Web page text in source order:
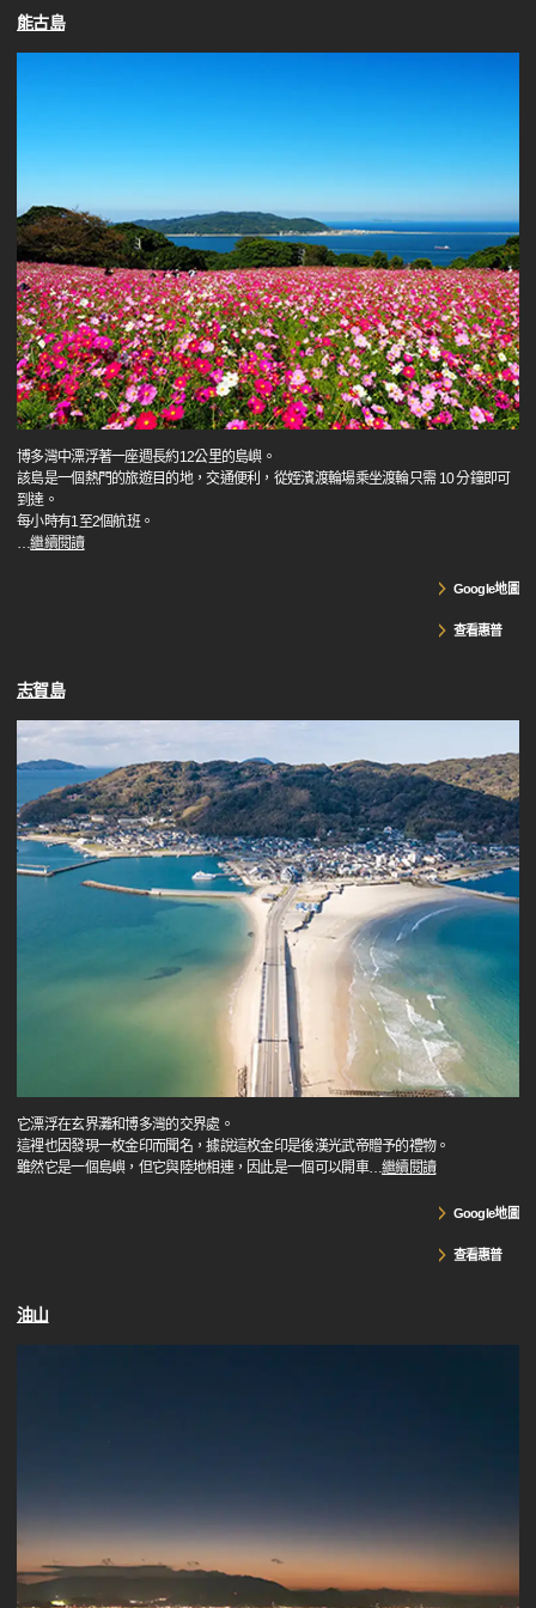
能古島
博多灣中漂浮著一座週長約12公里的島嶼。
該島是一個熱門的旅遊目的地，交通便利，從姪濱渡輪場乘坐渡輪只需 10 分鐘即可
到達。
每小時有1至2個航班。
…繼續閱讀
Google地圖
查看惠普
志賀島
它漂浮在玄界灘和博多灣的交界處。
這裡也因發現一枚金印而聞名，據說這枚金印是後漢光武帝贈予的禮物。
雖然它是一個島嶼，但它與陸地相連，因此是一個可以開車…繼續閱讀
Google地圖
查看惠普
油山